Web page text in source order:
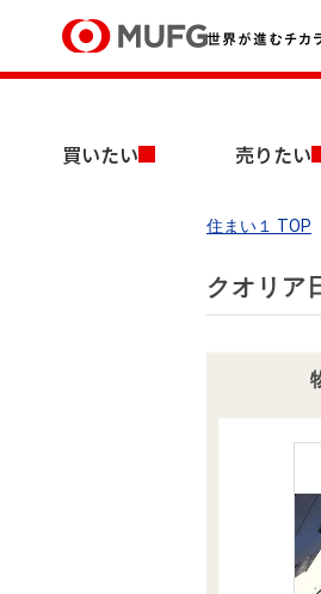
買いたい 売りたい
買いたいTOP
投資用物件を
売りたいTOP
売却時手取り
店舗案内TOP
会社情報TOP
採用情報TOP
売りたい
住まい１ TOP
クオリア